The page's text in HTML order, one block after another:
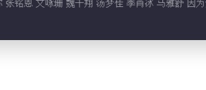
张铭恩 文咏珊 魏千翔 汤梦佳 季肖冰 马雅舒 因